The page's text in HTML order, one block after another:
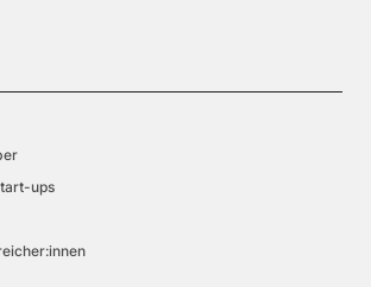
ups